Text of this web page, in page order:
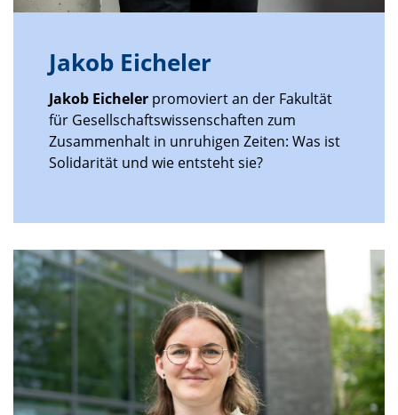
Jakob Eicheler
Jakob Eicheler promoviert an der Fakultät
für Gesellschaftswissenschaften zum
Zusammenhalt in unruhigen Zeiten: Was ist
Solidarität und wie entsteht sie?